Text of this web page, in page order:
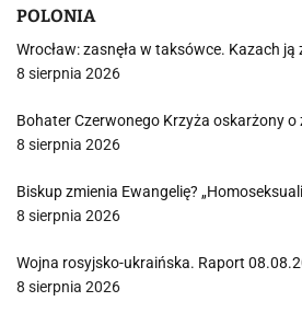
POLONIA
Wrocław: zasnęła w taksówce. Kazach ją
8 sierpnia 2026
Bohater Czerwonego Krzyża oskarżony
8 sierpnia 2026
Biskup zmienia Ewangelię?
8 sierpnia 2026
Wojna rosyjsko-ukraińska. Raport
8 sierpnia 2026